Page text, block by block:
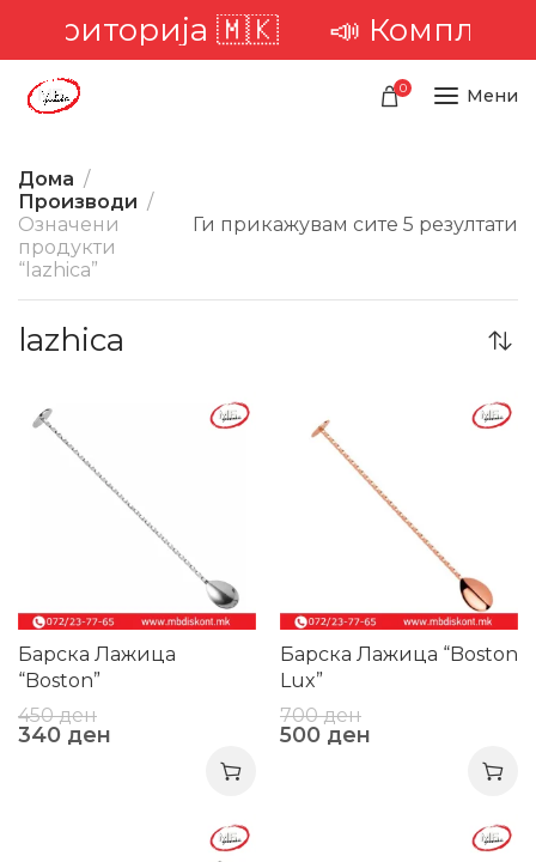
територија 🇲🇰 📣
0 Мени
Дома
Производи
Означени
продукти
“lazhica”
Ги прикажувам сите 5 резултати
lazhica
-24%
Барска Лажица
“Boston”
450ден
340 ден
Барска Лажица “Boston
Lux”
700ден
500 ден